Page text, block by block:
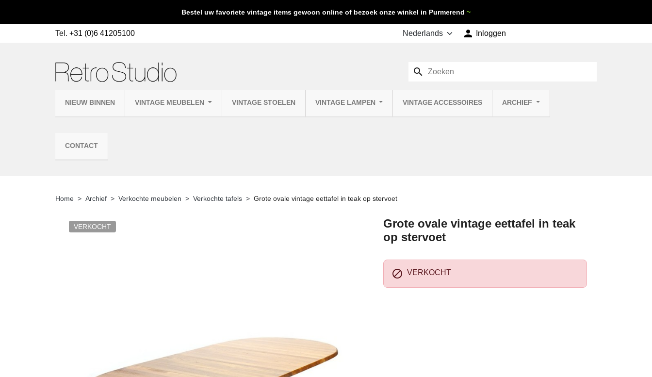
Bestel uw favoriete vintage items gewoon online of bezoek onze winkel in Purmerend ~
Tel. +31 (0)6 41205100  Inloggen
NIEUW BINNEN VINTAGE MEUBELEN VINTAGE STOELEN VINTAGE LAMPEN VINTAGE ACCESSOIRES ARCHIEF
CONTACT
search
Home Archief Verkochte meubelen Verkochte tafels Grote ovale vintage eettafel in teak op stervoet
VERKOCHT
Grote ovale vintage eettafel in teak
op stervoet
 VERKOCHT